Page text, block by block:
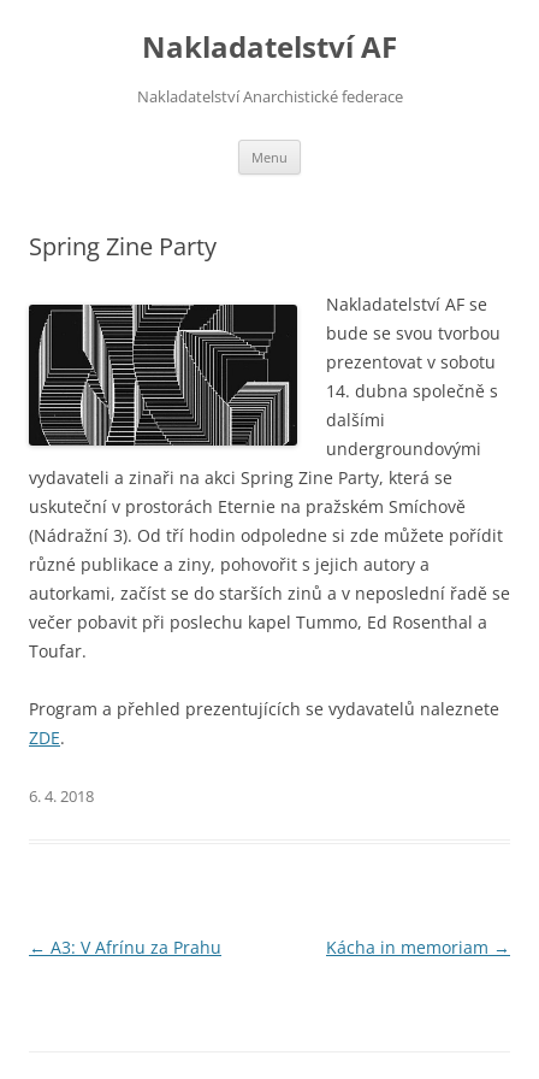
Nakladatelství AF
Nakladatelství Anarchistické federace
Menu
Spring Zine Party
Nakladatelství AF se
bude se svou tvorbou
prezentovat v sobotu
14. dubna společně s
dalšími
undergroundovými
vydavateli a zinaři na akci Spring Zine Party, která se
uskuteční v prostorách Eternie na pražském Smíchově
(Nádražní 3). Od tří hodin odpoledne si zde můžete pořídit
různé publikace a ziny, pohovořit s jejich autory a
autorkami, začíst se do starších zinů a v neposlední řadě se
večer pobavit při poslechu kapel Tummo, Ed Rosenthal a
Toufar.
Program a přehled prezentujících se vydavatelů naleznete
ZDE.
6. 4. 2018
Navigace
← A3: V Afrínu za Prahu Kácha in memoriam →